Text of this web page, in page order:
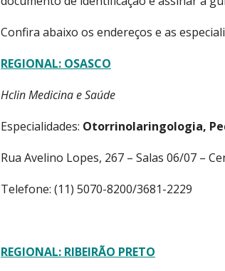
Confira abaixo os endereços e as
REGIONAL: OSASCO
Hclin Medicina e Saúde
Especialidades: Otorrinolaringologia,
Rua Avelino Lopes, 267 – Salas 06/07 –
Telefone: (11) 5070-8200/3681-2229
REGIONAL: RIBEIRÃO PRETO